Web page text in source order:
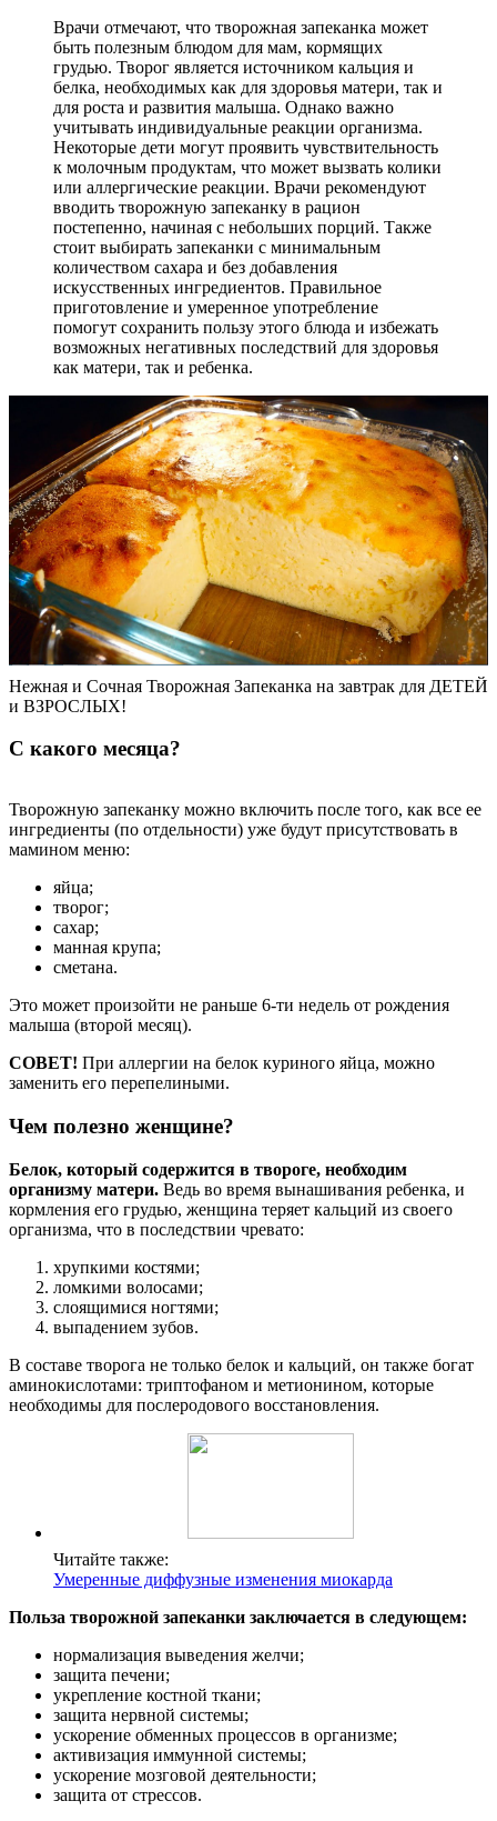
Врачи отмечают, что творожная запеканка может
быть полезным блюдом для мам, кормящих
грудью. Творог является источником кальция и
белка, необходимых как для здоровья матери, так и
для роста и развития малыша. Однако важно
учитывать индивидуальные реакции организма.
Некоторые дети могут проявить чувствительность
к молочным продуктам, что может вызвать колики
или аллергические реакции. Врачи рекомендуют
вводить творожную запеканку в рацион
постепенно, начиная с небольших порций. Также
стоит выбирать запеканки с минимальным
количеством сахара и без добавления
искусственных ингредиентов. Правильное
приготовление и умеренное употребление
помогут сохранить пользу этого блюда и избежать
возможных негативных последствий для здоровья
как матери, так и ребенка.
Нежная и Сочная Творожная Запеканка на завтрак для ДЕТЕЙ
и ВЗРОСЛЫХ!
С какого месяца?
Творожную запеканку можно включить после того, как все ее
ингредиенты (по отдельности) уже будут присутствовать в
мамином меню:
яйца;
творог;
сахар;
манная крупа;
сметана.
Это может произойти не раньше 6-ти недель от рождения
малыша (второй месяц).
СОВЕТ! При аллергии на белок куриного яйца, можно
заменить его перепелиными.
Чем полезно женщине?
Белок, который содержится в твороге, необходим
организму матери. Ведь во время вынашивания ребенка, и
кормления его грудью, женщина теряет кальций из своего
организма, что в последствии чревато:
хрупкими костями;
ломкими волосами;
слоящимися ногтями;
выпадением зубов.
В составе творога не только белок и кальций, он также богат
аминокислотами: триптофаном и метионином, которые
необходимы для послеродового восстановления.
Читайте также:
Умеренные диффузные изменения миокарда
Польза творожной запеканки заключается в следующем:
нормализация выведения желчи;
защита печени;
укрепление костной ткани;
защита нервной системы;
ускорение обменных процессов в организме;
активизация иммунной системы;
ускорение мозговой деятельности;
защита от стрессов.